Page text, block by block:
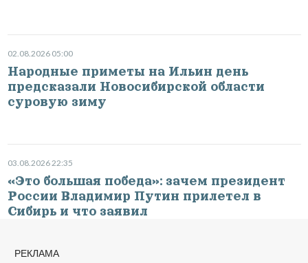
02.08.2026 05:00
Народные приметы на Ильин день
предсказали Новосибирской области
суровую зиму
03.08.2026 22:35
«Это большая победа»: зачем президент
России Владимир Путин прилетел в
Сибирь и что заявил
РЕКЛАМА